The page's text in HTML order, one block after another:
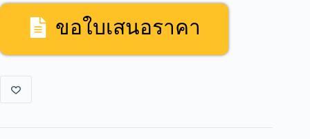
ขอใบเสนอราคา